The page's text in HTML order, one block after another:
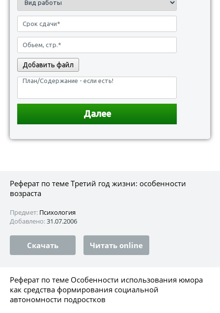
Добавить файл
Реферат по теме Третий год жизни: особенности
возраста
Предмет: Психология
Добавлено:31.07.2006
Скачать Читать online
Реферат по теме Особенности использования юмора
как средства формирования социальной
автономности подростков